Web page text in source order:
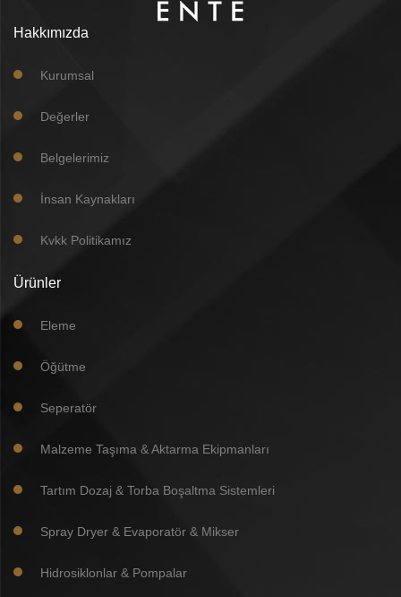
Hakkımızda
Kurumsal
Değerler
Belgelerimiz
İnsan Kaynakları
Kvkk Politikamız
Ürünler
Eleme
Öğütme
Seperatör
Malzeme Taşıma & Aktarma Ekipmanları
Tartım Dozaj & Torba Boşaltma Sistemleri
Spray Dryer & Evaporatör & Mikser
Hidrosiklonlar & Pompalar